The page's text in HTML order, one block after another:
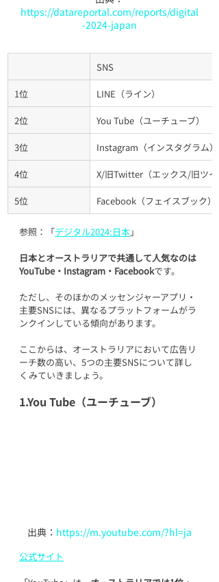
https://datareportal.com/reports/digital
-2024-japan
SNS
1位 LINE（ライン）
2位 You Tube（ユーチューブ）
3位 Instagram（インスタグラム）
4位 X/旧Twitter（エックス/旧ツイ
5位 Facebook（フェイスブック）
参照： 「デジタル2024:日本」
日本とオーストラリアで共通して人気なのは
YouTube・Instagram・Facebookです。
ただし、そのほかのメッセンジャーアプリ・
主要SNSには、異なるプラットフォームがラ
ンクインしている傾向があります。
ここからは、オーストラリアにおいて広告リ
ーチ数の高い、5つの主要SNSについて詳し
くみていきましょう。
1.You Tube（ユーチューブ）
出典： https://m.youtube.com/?hl=ja
公式サイト